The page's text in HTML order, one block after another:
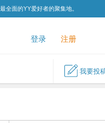
全面的YY爱好者的聚集地。
登录 注册
我要投